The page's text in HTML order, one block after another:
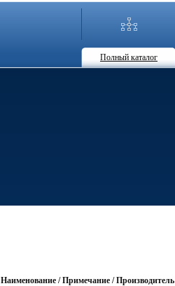
Полный каталог
Наименование / Примечание / Производитель